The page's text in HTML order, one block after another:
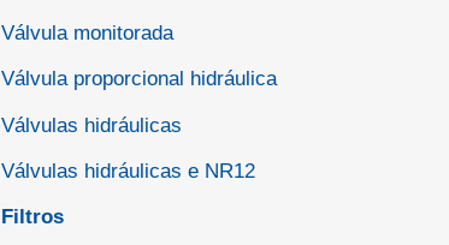
Válvula monitorada
Válvula proporcional hidráulica
Válvulas hidráulicas
Válvulas hidráulicas e NR12
Filtros